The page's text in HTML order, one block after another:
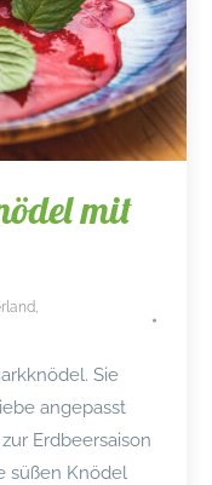
mit
Sie
angepasst
Erdbeersaison
süßen Knödel